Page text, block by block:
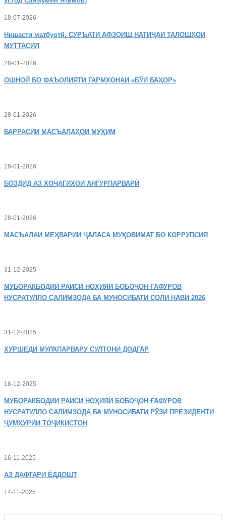
18-07-2026
Нишасти матбуотӣ. СУРЪАТИ АФЗОИШ НАТИҶАИ ТАЛОШҲОИ
МУТТАСИЛ
28-01-2026
ОШНОӢ БО ФАЪОЛИЯТИ ГАРМХОНАИ «БӮИ БАҲОР»
28-01-2026
БАРРАСИИ МАСЪАЛАҲОИ МУҲИМ
28-01-2026
БОЗДИД АЗ ХОҶАГИҲОИ АНГУРПАРВАРӢ
28-01-2026
МАСЪАЛАИ МЕҲВАРИИ ҶАЛАСА МУҚОВИМАТ БО КОРРУПСИЯ
31-12-2025
МУБОРАКБОДИИ РАИСИ НОҲИЯИ БОБОҶОН ҒАФУРОВ
НУСРАТУЛЛО САЛИМЗОДА БА МУНОСИБАТИ СОЛИ НАВИ 2026
31-12-2025
ХУРШЕДИ МУЛКПАРВАРУ СУЛТОНИ ДОДГАР
16-12-2025
МУБОРАКБОДИИ РАИСИ НОҲИЯИ БОБОҶОН ҒАФУРОВ
НУСРАТУЛЛО САЛИМЗОДА БА МУНОСИБАТИ РӮЗИ ПРЕЗИДЕНТИ
ҶУМҲУРИИ ТОҶИКИСТОН
16-11-2025
АЗ ДАФТАРИ ЁДДОШТ
14-11-2025